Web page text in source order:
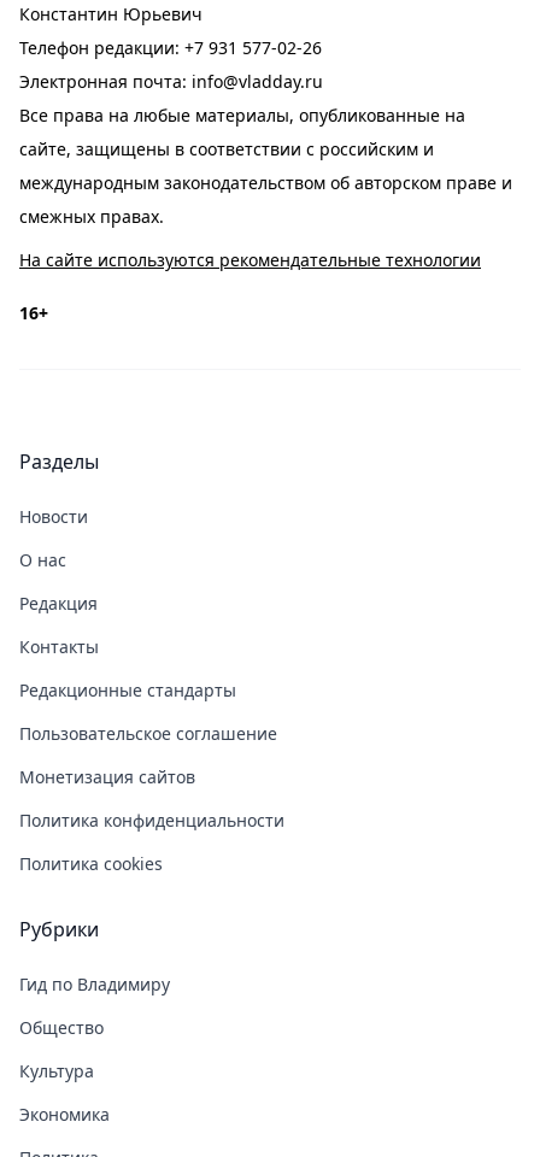
Константин Юрьевич
Телефон редакции: +7 931 577-02-26
Электронная почта: info@vladday.ru
Все права на любые материалы, опубликованные на
сайте, защищены в соответствии с российским и
международным законодательством об авторском праве и
смежных правах.
На сайте используются рекомендательные технологии
16+
Разделы
Новости
О нас
Редакция
Контакты
Редакционные стандарты
Пользовательское соглашение
Монетизация сайтов
Политика конфиденциальности
Политика cookies
Рубрики
Гид по Владимиру
Общество
Культура
Экономика